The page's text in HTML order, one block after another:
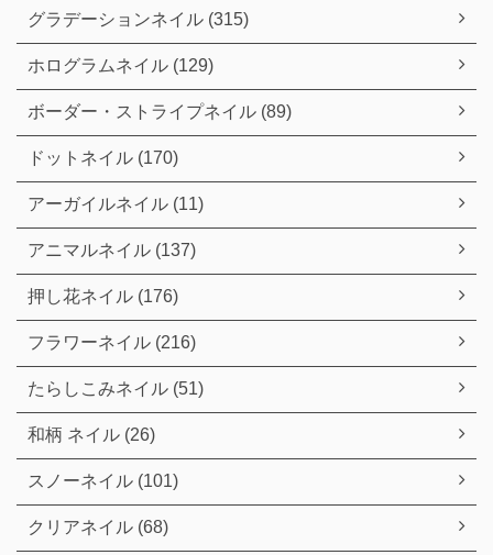
グラデーションネイル (315)
ホログラムネイル (129)
ボーダー・ストライプネイル (89)
ドットネイル (170)
アーガイルネイル (11)
アニマルネイル (137)
押し花ネイル (176)
フラワーネイル (216)
たらしこみネイル (51)
和柄 ネイル (26)
スノーネイル (101)
クリアネイル (68)